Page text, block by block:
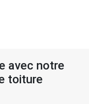
avec notre
toiture